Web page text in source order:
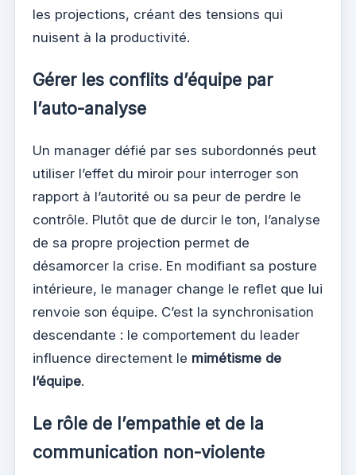
les projections, créant des tensions qui
nuisent à la productivité.
Gérer les conflits d’équipe par
l’auto-analyse
Un manager défié par ses subordonnés peut
utiliser l’effet du miroir pour interroger son
rapport à l’autorité ou sa peur de perdre le
contrôle. Plutôt que de durcir le ton, l’analyse
de sa propre projection permet de
désamorcer la crise. En modifiant sa posture
intérieure, le manager change le reflet que lui
renvoie son équipe. C’est la synchronisation
descendante : le comportement du leader
influence directement le mimétisme de
l’équipe.
Le rôle de l’empathie et de la
communication non-violente